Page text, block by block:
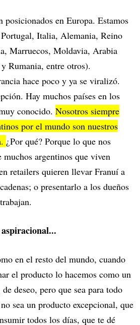
posicionados en Europa. Estamos
Portugal, Italia, Alemania, Reino
Marruecos, Moldavia, Arabia
Rumania, entre otros).
hace poco y ya se viralizó.
Hay muchos países en los
conocido. Nosotros siempre
por el mundo son nuestros
¿Por qué? Porque lo que nos
muchos argentinos que viven
retailers quieren llevar Franuí a
o presentarlo a los dueños
en el resto del mundo, cuando
el producto lo hacemos como un
deseo, pero que sea para todo
sea un producto excepcional, que
todos los días, que te dé